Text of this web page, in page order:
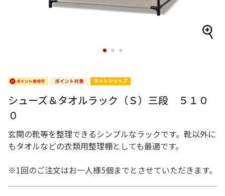
1 2 3
シューズ＆タオルラック（Ｓ）三段 ５１０
０
玄関の靴等を整理できるシンプルなラックです。靴以外に
もタオルなどの衣類用整理棚としても最適です。
※1回のご注文はお一人様5個までとさせていただきます。